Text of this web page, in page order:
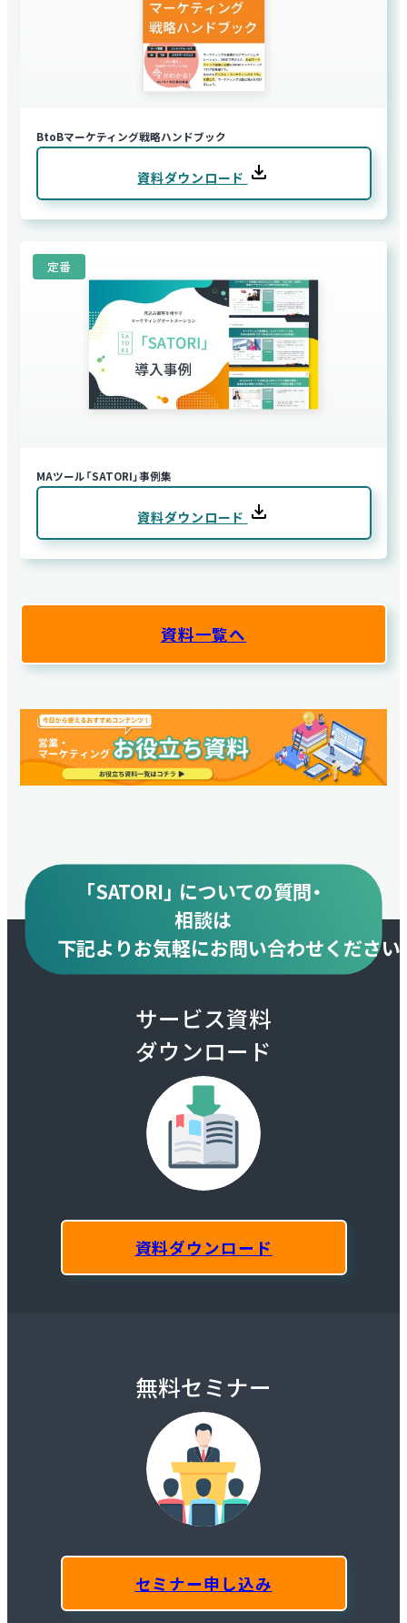
BtoBマーケティング戦略ハンドブック
資料ダウンロード
定番
MAツール「SATORI」事例集
資料ダウンロード
資料一覧へ
「SATORI」 についての質問・
相談は
下記よりお気軽にお問い合わせください
サービス資料
ダウンロード
資料ダウンロード
無料セミナー
セミナー申し込み